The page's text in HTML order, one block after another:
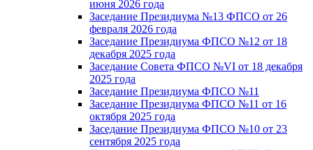
июня 2026 года
Заседание Президиума №13 ФПСО от 26
февраля 2026 года
Заседание Президиума ФПСО №12 от 18
декабря 2025 года
Заседание Совета ФПСО №VI от 18 декабря
2025 года
Заседание Президиума ФПСО №11
Заседание Президиума ФПСО №11 от 16
октября 2025 года
Заседание Президиума ФПСО №10 от 23
сентября 2025 года